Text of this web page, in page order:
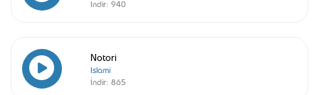
İndir: 940
Notori
Islami
İndir: 865